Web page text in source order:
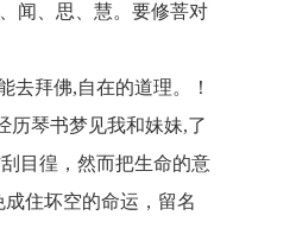
闻、思、慧。要修菩对
去拜佛,自在的道理。！
历琴书梦见我和妹妹,了
目徨，然而把生命的意
住坏空的命运，留名